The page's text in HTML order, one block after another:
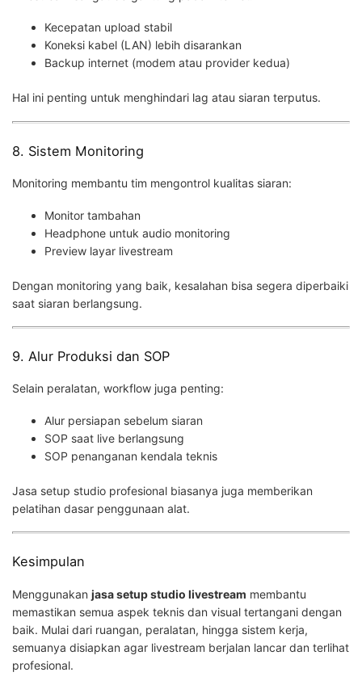
Kecepatan upload stabil
Koneksi kabel (LAN) lebih disarankan
Backup internet (modem atau provider kedua)
Hal ini penting untuk menghindari lag atau siaran terputus.
8. Sistem Monitoring
Monitoring membantu tim mengontrol kualitas siaran:
Monitor tambahan
Headphone untuk audio monitoring
Preview layar livestream
Dengan monitoring yang baik, kesalahan bisa segera diperbaiki
saat siaran berlangsung.
9. Alur Produksi dan SOP
Selain peralatan, workflow juga penting:
Alur persiapan sebelum siaran
SOP saat live berlangsung
SOP penanganan kendala teknis
Jasa setup studio profesional biasanya juga memberikan
pelatihan dasar penggunaan alat.
Kesimpulan
Menggunakan jasa setup studio livestream membantu
memastikan semua aspek teknis dan visual tertangani dengan
baik. Mulai dari ruangan, peralatan, hingga sistem kerja,
semuanya disiapkan agar livestream berjalan lancar dan terlihat
profesional.